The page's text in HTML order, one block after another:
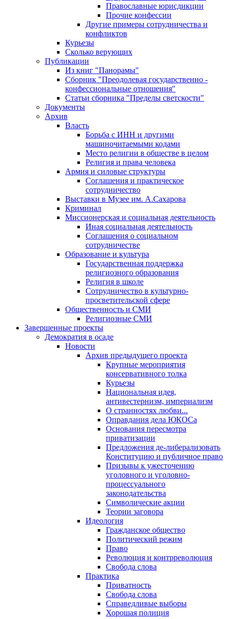
Православные юрисдикции
Прочие конфессии
Другие примеры сотрудничества и
конфликтов
Курьезы
Сколько верующих
Публикации
Из книг "Панорамы"
Сборник "Преодолевая государственно -
конфессиональные отношения"
Статьи сборника "Пределы светскости"
Документы
Архив
Власть
Борьба с ИНН и другими
машиночитаемыми кодами
Место религии в обществе в целом
Религия и права человека
Армия и силовые структуры
Соглашения и практическое
сотрудничество
Выставки в Музее им. А.Сахарова
Криминал
Миссионерская и социальная деятельность
Иная социальная деятельность
Соглашения о социальном
сотрудничестве
Образование и культура
Государственная поддержка
религиозного образования
Религия в школе
Сотрудничество в культурно-
просветительской сфере
Общественность и СМИ
Религиозные СМИ
Завершенные проекты
Демократия в осаде
Новости
Архив предыдущего проекта
Крупные мероприятия
консервативного толка
Курьезы
Национальная идея,
антивестернизм, империализм
О странностях любви...
Оправдания дела ЮКОСа
Основания пересмотра
приватизации
Предложения де-либерализовать
Конституцию и публичное право
Призывы к ужесточению
уголовного и уголовно-
процессуального
законодательства
Символические акции
Теории заговора
Идеология
Гражданское общество
Политический режим
Право
Революция и контрреволюция
Свобода слова
Практика
Приватность
Свобода слова
Справедливые выборы
Хорошая полиция